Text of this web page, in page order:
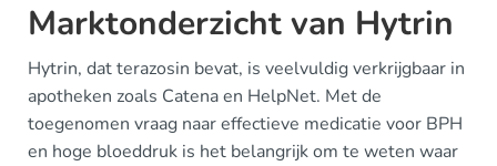
Marktonderzicht van Hytrin
Hytrin, dat terazosin bevat, is veelvuldig verkrijgbaar in
apotheken zoals Catena en HelpNet. Met de
toegenomen vraag naar effectieve medicatie voor BPH
en hoge bloeddruk is het belangrijk om te weten waar